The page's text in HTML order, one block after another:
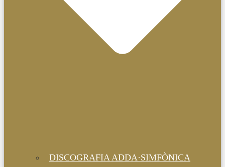
DISCOGRAFIA ADDA·SIMFÒNICA